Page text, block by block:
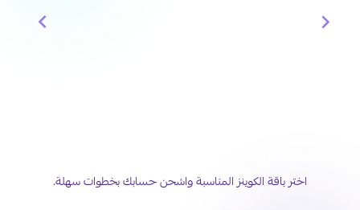
اختر باقة الكوينز المناسبة واشحن حسابك بخطوات سهلة.